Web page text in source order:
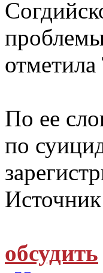
отметила
По ее
по
обсудить